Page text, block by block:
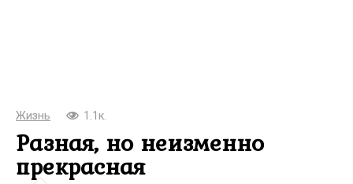
Жизнь 1.1к.
Разная, но неизменно
прекрасная